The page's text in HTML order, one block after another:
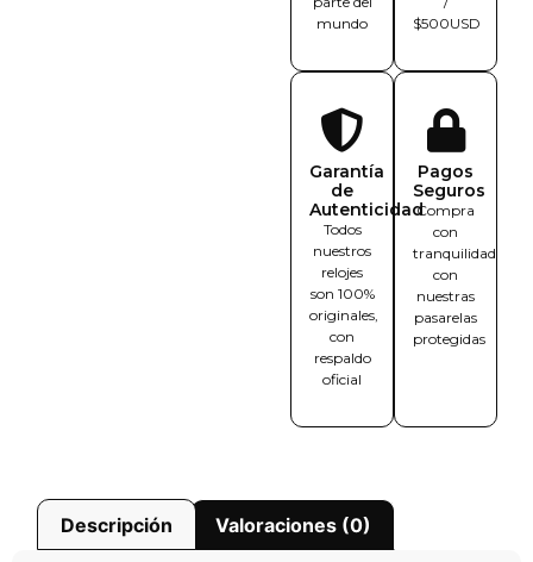
mundo
$500USD
Garantía
de
Autenticidad
Todos
nuestros
relojes
son 100%
originales,
con
respaldo
oficial
Pagos
Seguros
Compra
con
tranquilidad
con
nuestras
pasarelas
protegidas
Descripción Valoraciones (0)